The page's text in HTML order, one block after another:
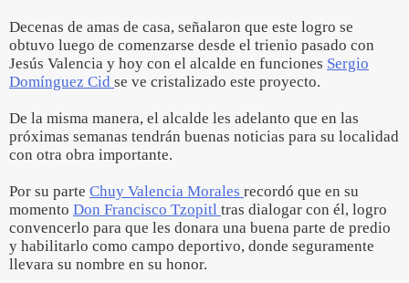
Decenas de amas de casa, señalaron que este logro se
obtuvo luego de comenzarse desde el trienio pasado con
Jesús Valencia y hoy con el alcalde en funciones Sergio
Domínguez Cid se ve cristalizado este proyecto.
De la misma manera, el alcalde les adelanto que en las
próximas semanas tendrán buenas noticias para su localidad
con otra obra importante.
Por su parte Chuy Valencia Morales recordó que en su
momento Don Francisco Tzopitl tras dialogar con él, logro
convencerlo para que les donara una buena parte de predio
y habilitarlo como campo deportivo, donde seguramente
llevara su nombre en su honor.